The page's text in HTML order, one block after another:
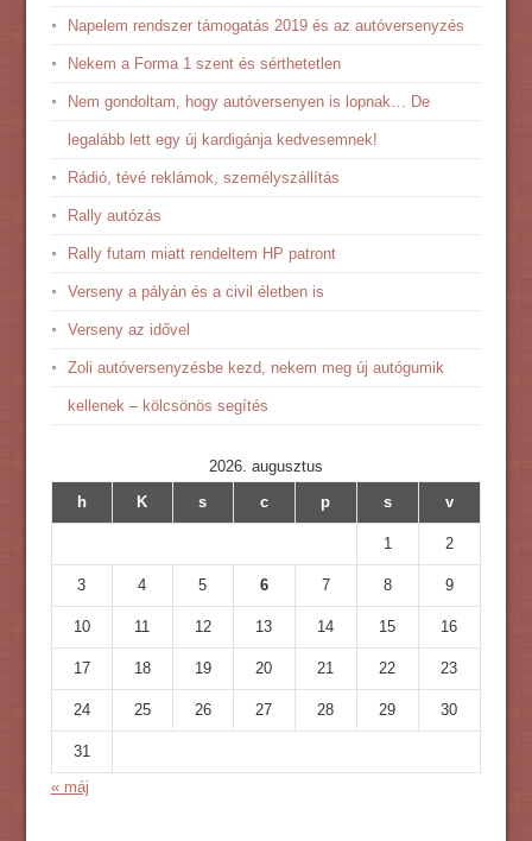
Napelem rendszer támogatás 2019 és az autóversenyzés
Nekem a Forma 1 szent és sérthetetlen
Nem gondoltam, hogy autóversenyen is lopnak… De
legalább lett egy új kardigánja kedvesemnek!
Rádió, tévé reklámok, személyszállítás
Rally autózás
Rally futam miatt rendeltem HP patront
Verseny a pályán és a civil életben is
Verseny az idővel
Zoli autóversenyzésbe kezd, nekem meg új autógumik
kellenek – kölcsönös segítés
2026. augusztus
h
K s c p s v
1 2
3 4 5 6 7 8 9
10 11 12 13 14 15 16
17 18 19 20 21 22 23
24 25 26 27 28 29 30
31
« máj